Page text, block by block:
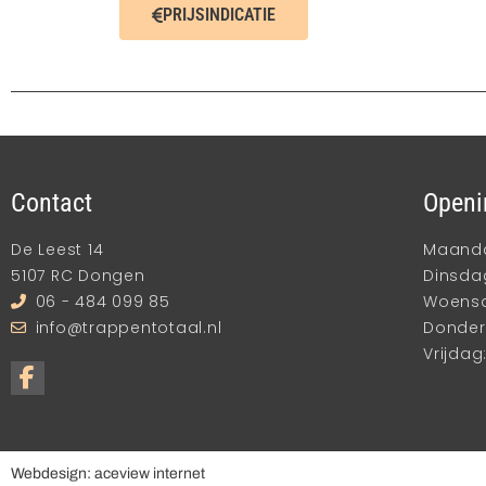
PRIJSINDICATIE
Contact
De Leest 14
5107 RC Dongen
06 - 484 099 85
info@trappentotaal.nl
Webdesign: aceview internet